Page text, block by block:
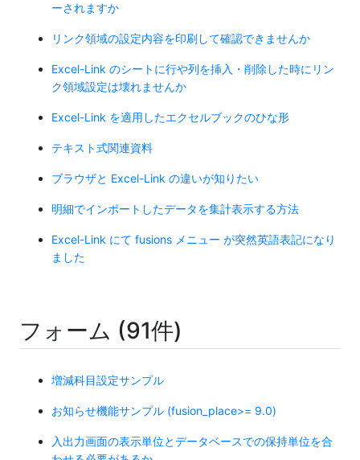
ーされますか
リンク領域の設定内容を印刷して確認できませんか
Excel-Link のシートに行や列を挿入・削除した時にリン
ク領域設定は壊れませんか
Excel-Link を適用したエクセルブックのひな形
テキスト式関連資料
ブラウザと Excel-Link の違いが知りたい
明細でインポートしたデータを集計表示する方法
Excel-Link にて fusions メニュー が突然英語表記になり
ました
フォーム (91件)
増減科目設定サンプル
お知らせ機能サンプル (fusion_place>= 9.0)
入出力画面の表示単位とデータベースでの保持単位を合